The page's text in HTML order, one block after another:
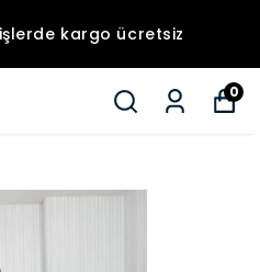
kargo ücretsiz
0